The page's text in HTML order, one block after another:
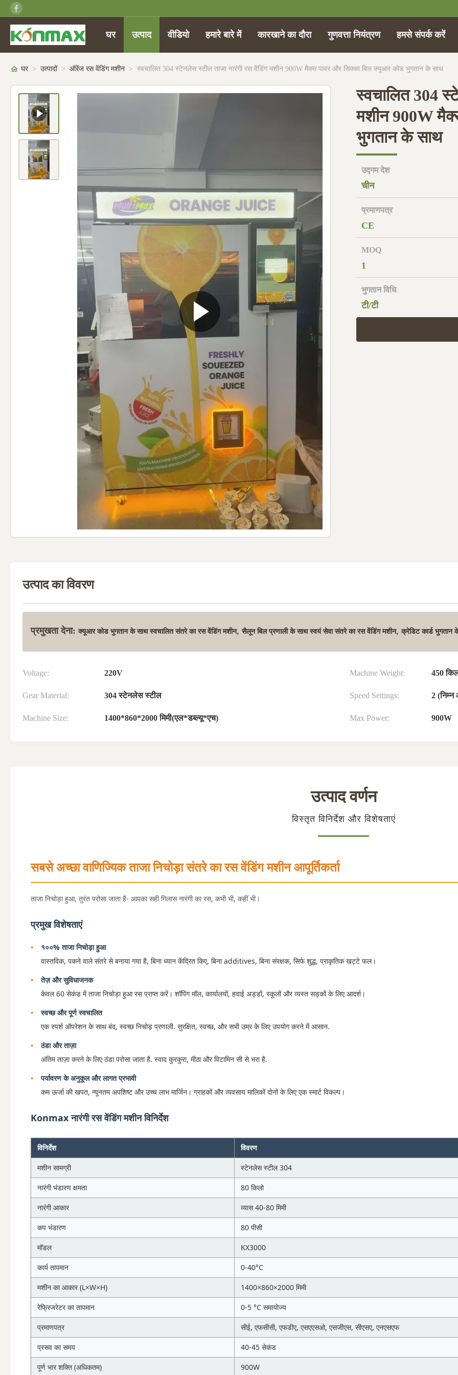
घर उत्पाद वीडियो हमारे बारे में कारखाने का दौरा गुणवत्ता नियंत्रण हमसे संपर्क करें
घर > उत्पादों > ऑरेंज रस वेंडिंग मशीन > स्वचालित 304 स्टेनलेस स्टील ताजा नारंगी रस वेंडिंग मशीन 900W मैक्स पावर और सिक्का बिल क्यूआर कोड भुगतान के साथ
स्वचालित 304
मशीन 900W
भुगतान के साथ
उद्गम देश
चीन
प्रमाणपत्र
CE
MOQ
1
भुगतान विधि
टी/टी
उत्पाद का विवरण
प्रमुखता देना: क्यूआर कोड भुगतान के साथ स्वचालित संतरे का रस वेंडिंग मशीन,सैलून बिल प्रणाली के साथ स्वयं सेवा संतरे का रस वेंडिंग मशीन,क्रेडिट कार्ड भुगतान
Voltage: 220V Machine Weight: 450
Gear Material: 304 स्टेनलेस स्टील Speed Settings: 2
Machine Size: 1400*860*2000 मिमी(एल*डब्ल्यू*एच) Max Power: 900W
उत्पाद वर्णन
विस्तृत विनिर्देश और विशेषताएं
सबसे अच्छा वाणिज्यिक ताजा निचोड़ा संतरे का रस वेंडिंग मशीन आपूर्तिकर्ता
ताजा निचोड़ा हुआ, तुरंत परोसा जाता है- आपका सही गिलास नारंगी का रस, कभी भी, कहीं भी।
प्रमुख विशेषताएं
१००% ताजा निचोड़ा हुआ
वास्तविक, पकने वाले संतरे से बनाया गया है, बिना ध्यान केंद्रित किए, बिना additives, बिना संरक्षक, सिर्फ शुद्ध, प्राकृतिक खट्टे फल।
तेज़ और सुविधाजनक
केवल 60 सेकंड में ताजा निचोड़ा हुआ रस प्राप्त करें। शॉपिंग मॉल, कार्यालयों, हवाई अड्डों, स्कूलों और व्यस्त सड़कों के लिए आदर्श।
स्वच्छ और पूर्ण स्वचालित
एक स्पर्श ऑपरेशन के साथ बंद, स्वच्छ निचोड़ प्रणाली. सुरक्षित, स्वच्छ, और सभी उम्र के लिए उपयोग करने में आसान.
ठंडा और ताज़ा
अंतिम ताज़ा करने के लिए ठंडा परोसा जाता है. स्वाद कुरकुरा, मीठा और विटामिन सी से भरा है.
पर्यावरण के अनुकूल और लागत प्रभावी
कम ऊर्जा की खपत, न्यूनतम अपशिष्ट और उच्च लाभ मार्जिन। ग्राहकों और व्यवसाय मालिकों दोनों के लिए एक स्मार्ट विकल्प।
Konmax नारंगी रस वेंडिंग मशीन विनिर्देश
विनिर्देश विवरण
मशीन सामग्री स्टेनलेस स्टील 304
नारंगी भंडारण क्षमता 80 किलो
नारंगी आकार व्यास 40-80 मिमी
कप भंडारण 80 पीसी
मॉडल KX3000
कार्य तापमान 0-40°C
मशीन का आकार (L×W×H) 1400×860×2000 मिमी
रेफ्रिजरेटर का तापमान 0-5 °C समायोज्य
प्रमाणपत्र सीई, एफसीसी, एफडीए, एसएएसओ, एसजीएस, सीएसए, एनएसएफ
प्रसव का समय 40-45 सेकंड
पूर्ण भार शक्ति (अधिकतम) 900W